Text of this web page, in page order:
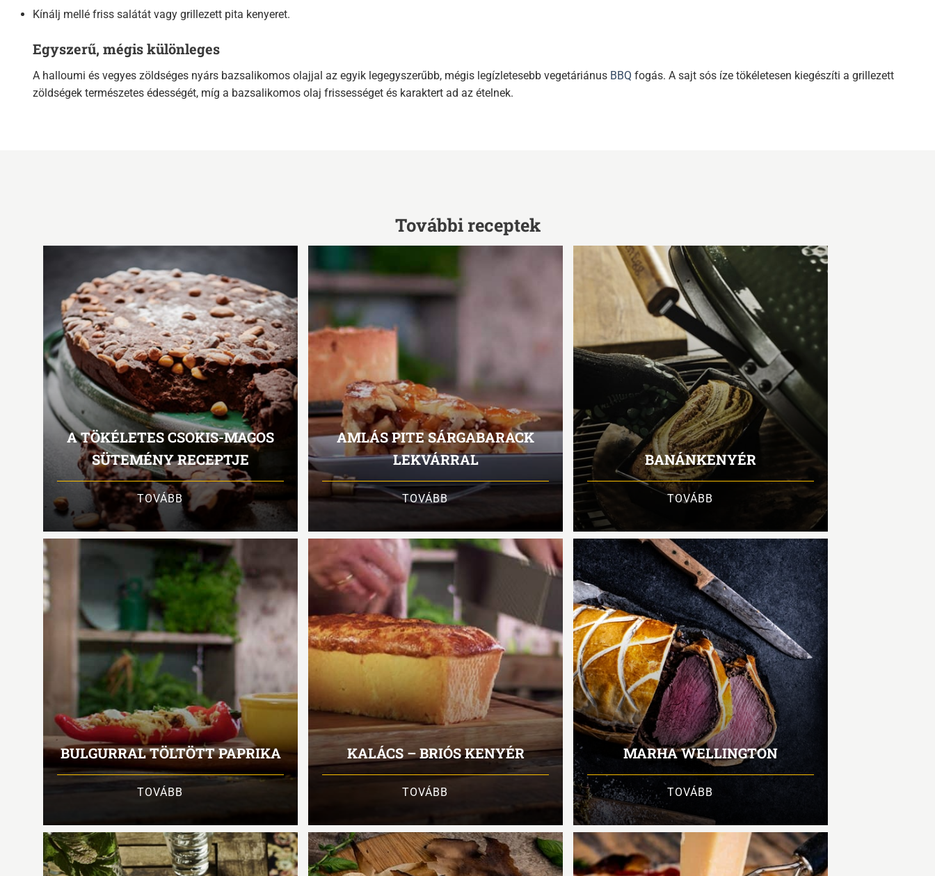
Kínálj mellé friss salátát vagy grillezett pita kenyeret.
Egyszerű, mégis különleges
A halloumi és vegyes zöldséges nyárs bazsalikomos olajjal az egyik legegyszerűbb, mégis legízletesebb vegetáriánus BBQ fogás. A sajt sós íze tökéletesen kiegészíti a grillezett
zöldségek természetes édességét, míg a bazsalikomos olaj frissességet és karaktert ad az ételnek.
További receptek
A TÖKÉLETES CSOKIS-MAGOS
SÜTEMÉNY RECEPTJE
TOVÁBB
AMLÁS PITE SÁRGABARACK
LEKVÁRRAL
TOVÁBB
BANÁNKENYÉR
TOVÁBB
BULGURRAL TÖLTÖTT PAPRIKA
TOVÁBB
KALÁCS – BRIÓS KENYÉR
TOVÁBB
MARHA WELLINGTON
TOVÁBB